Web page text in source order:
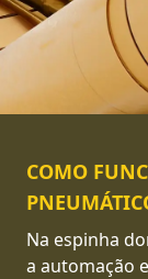
COMO
Na espinha
a automação